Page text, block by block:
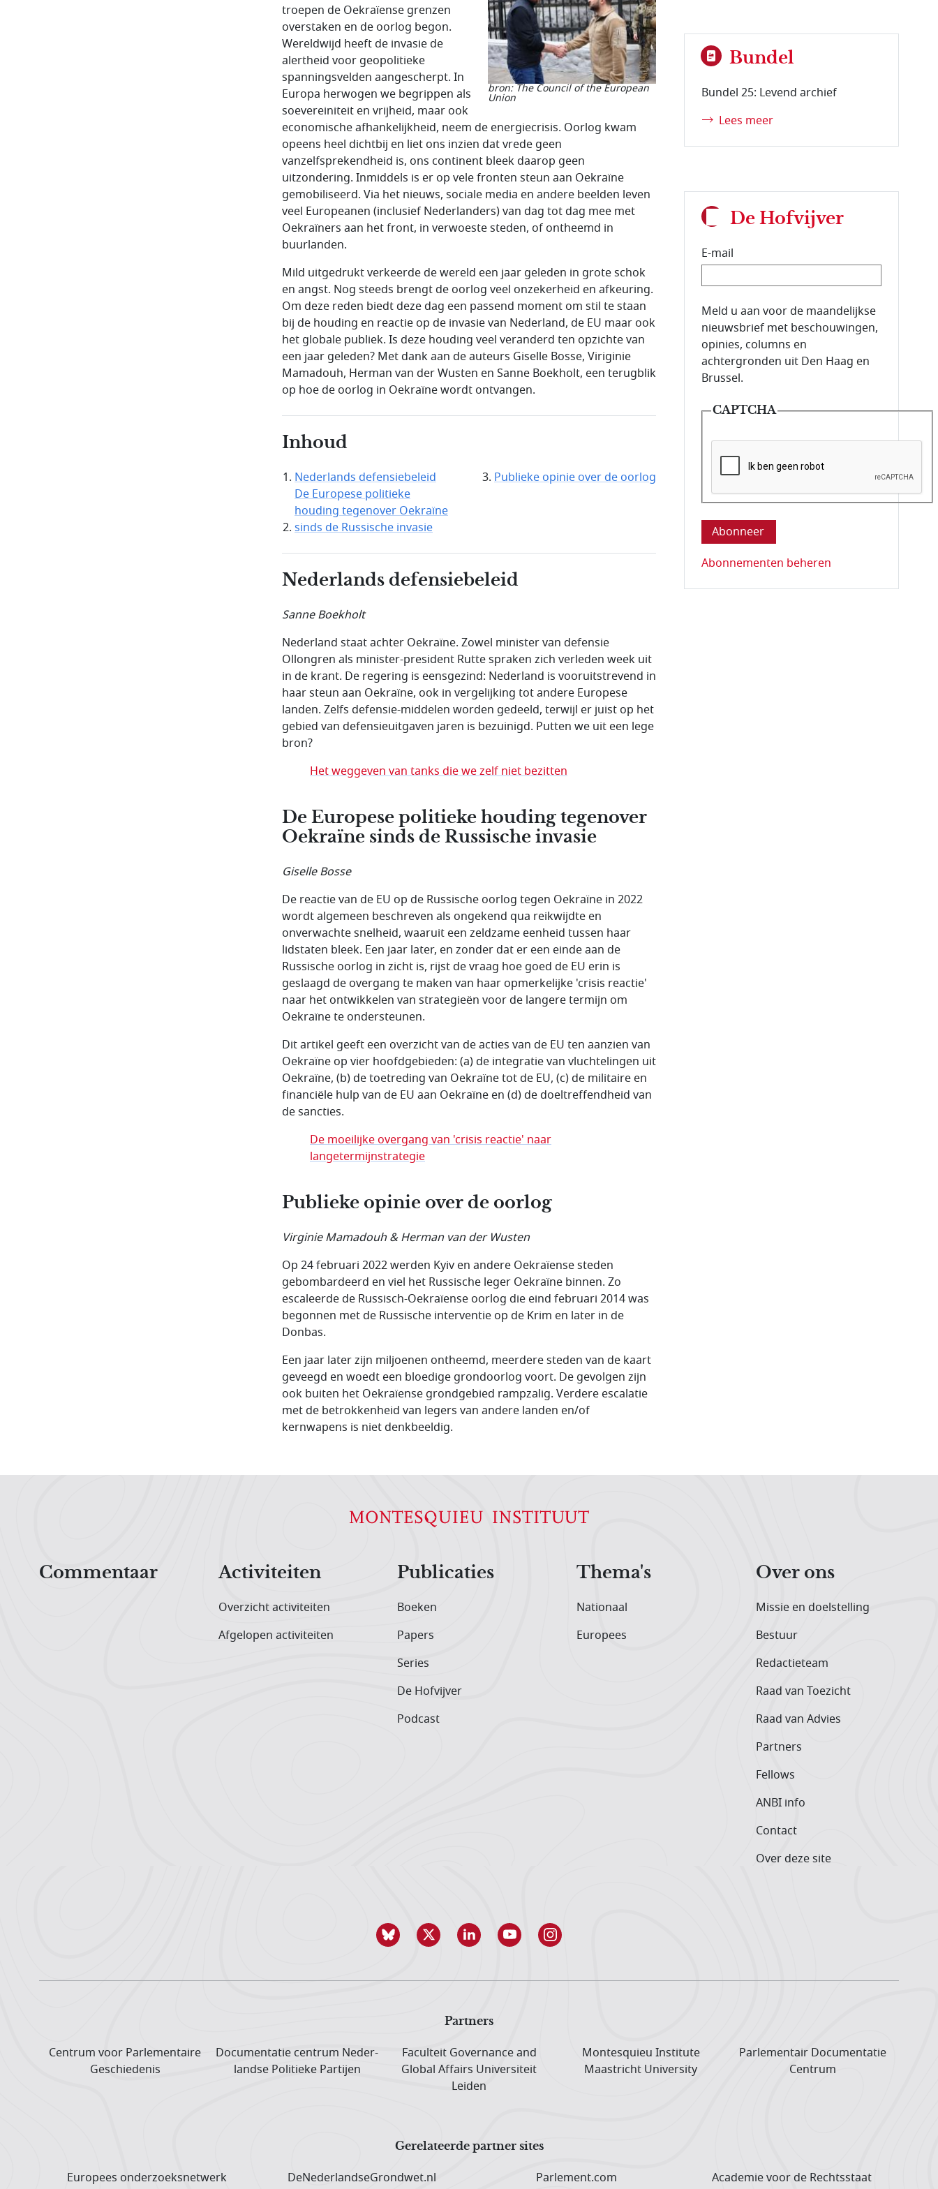
bron: The Council of the European
Union
troepen de Oekraïense grenzen
overstaken en de oorlog begon.
Wereldwijd heeft de invasie de
alertheid voor geopolitieke
spanningsvelden aangescherpt. In
Europa herwogen we begrippen als
soevereiniteit en vrijheid, maar ook
economische afhankelijkheid, neem de energiecrisis. Oorlog kwam
opeens heel dichtbij en liet ons inzien dat vrede geen
vanzelfsprekendheid is, ons continent bleek daarop geen
uitzondering. Inmiddels is er op vele fronten steun aan Oekraïne
gemobiliseerd. Via het nieuws, sociale media en andere beelden leven
veel Europeanen (inclusief Nederlanders) van dag tot dag mee met
Oekraïners aan het front, in verwoeste steden, of ontheemd in
buurlanden.
Mild uitgedrukt verkeerde de wereld een jaar geleden in grote schok
en angst. Nog steeds brengt de oorlog veel onzekerheid en afkeuring.
Om deze reden biedt deze dag een passend moment om stil te staan
bij de houding en reactie op de invasie van Nederland, de EU maar ook
het globale publiek. Is deze houding veel veranderd ten opzichte van
een jaar geleden? Met dank aan de auteurs Giselle Bosse, Viriginie
Mamadouh, Herman van der Wusten en Sanne Boekholt, een terugblik
op hoe de oorlog in Oekraïne wordt ontvangen.
Inhoud
Nederlands defensiebeleid
De Europese politieke
houding tegenover Oekraïne
sinds de Russische invasie
Publieke opinie over de oorlog
Nederlands defensiebeleid
Sanne Boekholt
Nederland staat achter Oekraïne. Zowel minister van defensie
Ollongren als minister-president Rutte spraken zich verleden week uit
in de krant. De regering is eensgezind: Nederland is vooruitstrevend in
haar steun aan Oekraïne, ook in vergelijking tot andere Europese
landen. Zelfs defensie-middelen worden gedeeld, terwijl er juist op het
gebied van defensieuitgaven jaren is bezuinigd. Putten we uit een lege
bron?
Het weggeven van tanks die we zelf niet bezitten
De Europese politieke houding tegenover
Oekraïne sinds de Russische invasie
Giselle Bosse
De reactie van de EU op de Russische oorlog tegen Oekraïne in 2022
wordt algemeen beschreven als ongekend qua reikwijdte en
onverwachte snelheid, waaruit een zeldzame eenheid tussen haar
lidstaten bleek. Een jaar later, en zonder dat er een einde aan de
Russische oorlog in zicht is, rijst de vraag hoe goed de EU erin is
geslaagd de overgang te maken van haar opmerkelijke 'crisis reactie'
naar het ontwikkelen van strategieën voor de langere termijn om
Oekraïne te ondersteunen.
Dit artikel geeft een overzicht van de acties van de EU ten aanzien van
Oekraïne op vier hoofdgebieden: (a) de integratie van vluchtelingen uit
Oekraïne, (b) de toetreding van Oekraïne tot de EU, (c) de militaire en
financiële hulp van de EU aan Oekraïne en (d) de doeltreffendheid van
de sancties.
De moeilijke overgang van 'crisis reactie' naar
langetermijnstrategie
Publieke opinie over de oorlog
Virginie Mamadouh & Herman van der Wusten
Op 24 februari 2022 werden Kyiv en andere Oekraïense steden
gebombardeerd en viel het Russische leger Oekraïne binnen. Zo
escaleerde de Russisch-Oekraïense oorlog die eind februari 2014 was
begonnen met de Russische interventie op de Krim en later in de
Donbas.
Een jaar later zijn miljoenen ontheemd, meerdere steden van de kaart
geveegd en woedt een bloedige grondoorlog voort. De gevolgen zijn
ook buiten het Oekraïense grondgebied rampzalig. Verdere escalatie
met de betrokkenheid van legers van andere landen en/of
kernwapens is niet denkbeeldig.
Bundel
Bundel 25: Levend archief
Lees meer
De Hofvijver
E-mail
E-mailadres van de abonnee.
Meld u aan voor de maandelijkse
nieuwsbrief met beschouwingen,
opinies, columns en
achtergronden uit Den Haag en
Brussel.
CAPTCHA
Deze vraag is om te controleren dat u
Abonnementen beheren
Commentaar
Activiteiten
Overzicht activiteiten
Afgelopen activiteiten
Publicaties
Boeken
Papers
Series
De Hofvijver
Podcast
Thema's
Nationaal
Europees
Over ons
Missie en doelstelling
Bestuur
Redactieteam
Raad van Toezicht
Raad van Advies
Partners
Fellows
ANBI info
Contact
Over deze site
Partners
Centrum voor Parlementaire
Geschiedenis
Documentatie centrum Neder­
landse Politieke Partijen
Faculteit Governance and
Global Affairs Universiteit
Leiden
Montesquieu Institute
Maastricht University
Parlementair Documentatie
Centrum
Gerelateerde partner sites
Europees onderzoeks­netwerk DeNederlandseGrondwet.nl Parlement.com Academie voor de Rechtsstaat